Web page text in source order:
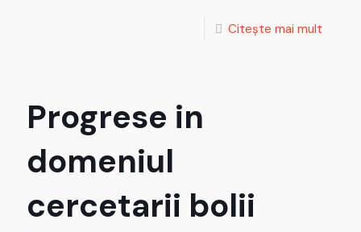
Citește mai mult
Progrese in
domeniul
cercetarii bolii